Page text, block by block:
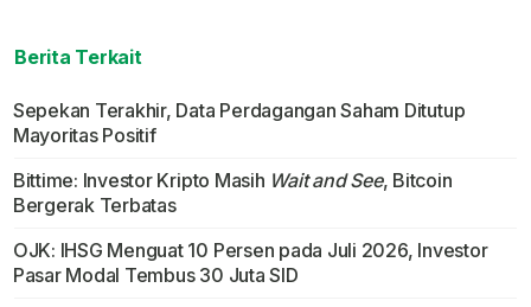
Berita Terkait
Sepekan Terakhir, Data Perdagangan Saham Ditutup
Mayoritas Positif
Bittime: Investor Kripto Masih Wait and See, Bitcoin
Bergerak Terbatas
OJK: IHSG Menguat 10 Persen pada Juli 2026, Investor
Pasar Modal Tembus 30 Juta SID